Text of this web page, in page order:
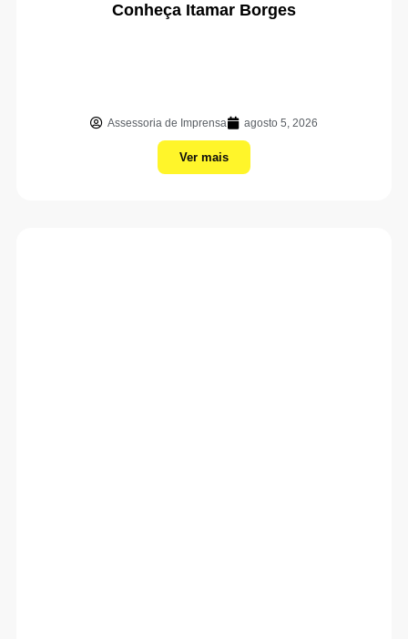
Conheça Itamar Borges
Assessoria de Imprensa agosto 5, 2026
Ver mais